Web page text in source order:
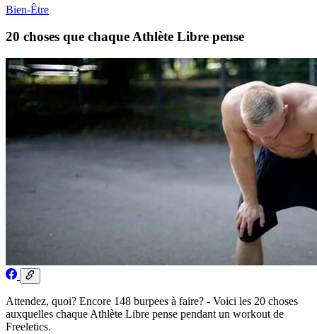
Bien-Être
20 choses que chaque Athlète Libre pense
Attendez, quoi? Encore 148 burpees à faire? - Voici les 20 choses
auxquelles chaque Athlète Libre pense pendant un workout de
Freeletics.